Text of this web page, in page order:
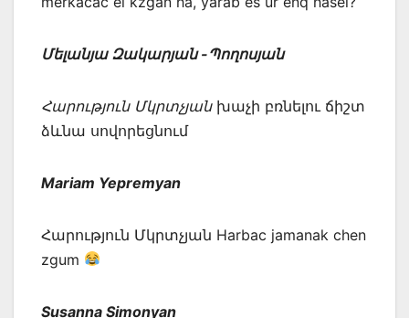
Մելանյա Զակարյան -Պողոսյան
Հարություն Մկրտչյան խաչի բռնելու ճիշտ
ձևնա սովորեցնում
Mariam Yepremyan
Հարություն Մկրտչյան Harbac jamanak chen
zgum
Susanna Simonyan